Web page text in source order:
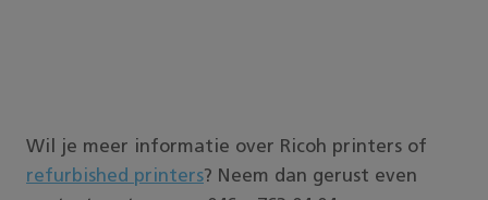
Wil je meer informatie over Ricoh printers of
refurbished printers? Neem dan gerust even